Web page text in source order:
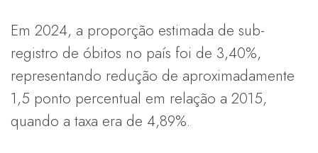
Em 2024, a proporção estimada de sub-
registro de óbitos no país foi de 3,40%,
representando redução de aproximadamente
1,5 ponto percentual em relação a 2015,
quando a taxa era de 4,89%.